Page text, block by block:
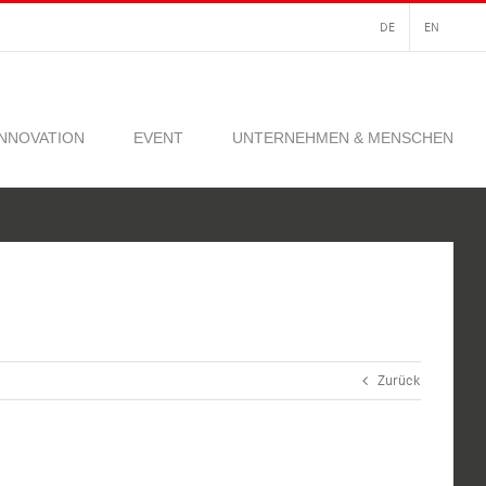
DE EN
EVENT UNTERNEHMEN & MENSCHEN
Zurück